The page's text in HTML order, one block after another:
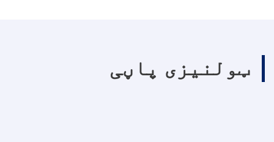
ټولنیزی پاڼی